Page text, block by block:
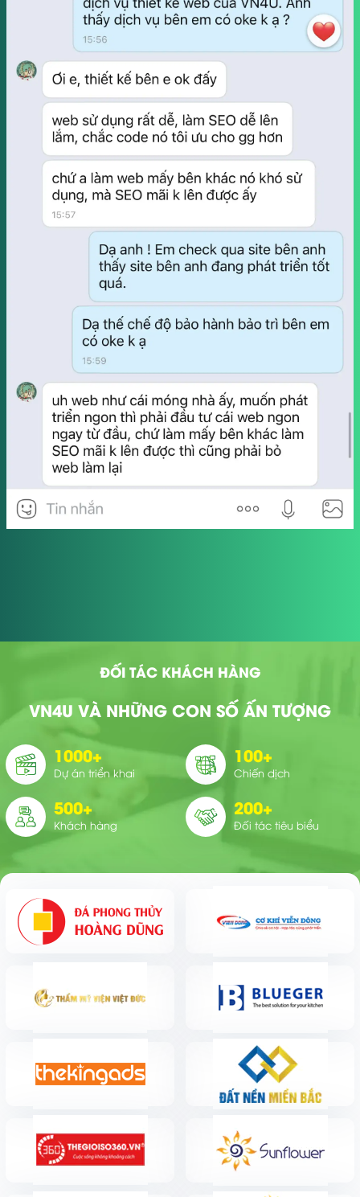
ĐỐI TÁC KHÁCH HÀNG
VN4U VÀ NHỮNG CON SỐ ẤN TƯỢNG
1000+
Dự án triển khai
100+
Chiến dịch
500+
Khách hàng
200+
Đối tác tiêu biểu